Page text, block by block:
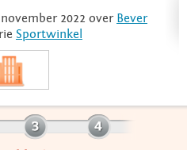
2022 over Bever
Sportwinkel